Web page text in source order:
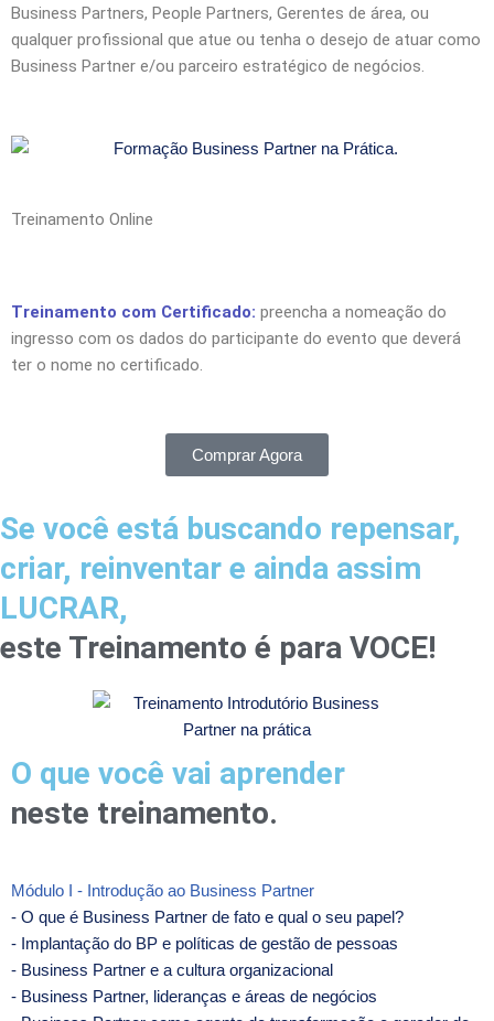
Business Partners, People Partners, Gerentes de área, ou
qualquer profissional que atue ou tenha o desejo de atuar como
Business Partner e/ou parceiro estratégico de negócios.
Treinamento Online
Treinamento com Certificado: preencha a nomeação do
ingresso com os dados do participante do evento que deverá
ter o nome no certificado.
Comprar Agora
Se você está buscando repensar,
criar, reinventar e ainda assim
LUCRAR,
este Treinamento é para VOCE!
O que você vai aprender
neste treinamento.
Módulo I - Introdução ao Business Partner
- O que é Business Partner de fato e qual o seu papel?
- Implantação do BP e políticas de gestão de pessoas
- Business Partner e a cultura organizacional
- Business Partner, lideranças e áreas de negócios